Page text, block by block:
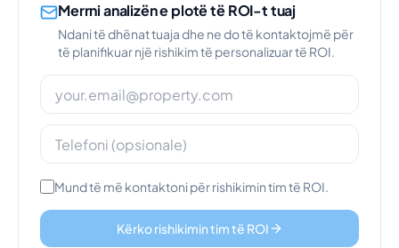
Merrni analizën e plotë të ROI-t tuaj
Ndani të dhënat tuaja dhe ne do të kontaktojmë për
të planifikuar një rishikim të personalizuar të ROI.
Mund të më kontaktoni për rishikimin tim të ROI.
Kërko rishikimin tim të ROI